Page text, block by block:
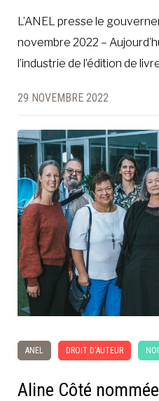
L’ANEL presse le
novembre 2022 –
l’industrie de l’édition de
29 NOVEMBRE 2022
ANEL DROIT D'AUTEUR
Aline Côté